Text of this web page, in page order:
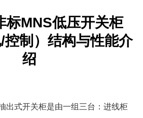
标MNS低压开关柜
/控制）结构与性能介
绍
出式开关柜是由一组三台：进线柜